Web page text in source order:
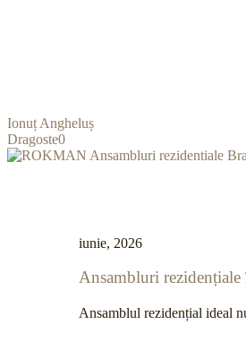
Ionuț Angheluș
Dragoste0
iunie, 2026
Ansambluri rezidențiale
Ansamblul rezidențial ideal